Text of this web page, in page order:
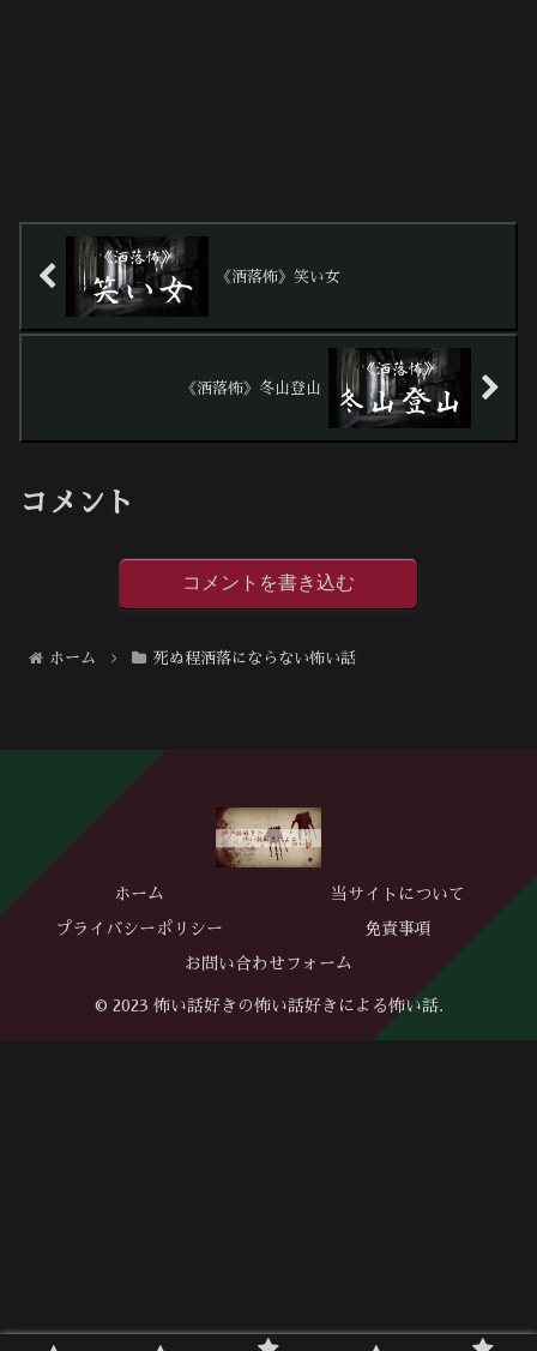
《洒落怖》笑い女
《洒落怖》冬山登山
コメント
コメントを書き込む
ホーム 死ぬ程洒落にならない怖い話
ホーム 当サイトについて
プライバシーポリシー 免責事項
お問い合わせフォーム
© 2023 怖い話好きの怖い話好きによる怖い話.